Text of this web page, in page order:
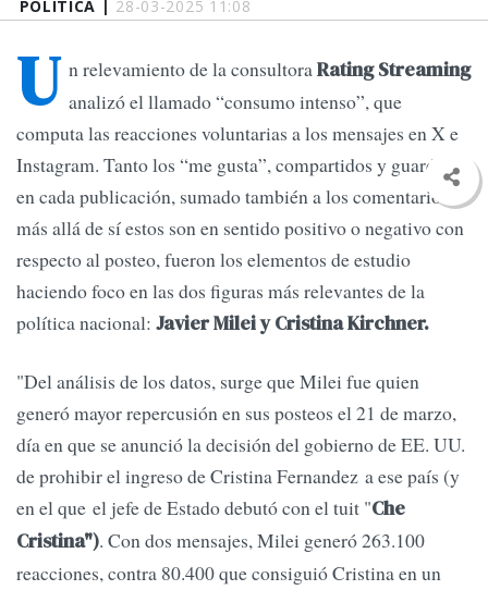
POLÍTICA | 28-03-2025 11:08
U n relevamiento de la consultoraRating Streaming
analizó el llamado “consumo intenso”, que
computa las reacciones voluntarias a los mensajes en X e
Instagram. Tanto los “me gusta”, compartidos y guardados
en cada publicación, sumado también a los comentarios,
más allá de sí estos son en sentido positivo o negativo con
respecto al posteo, fueron los elementos de estudio
haciendo foco en las dos figuras más relevantes de la
política nacional: Javier Milei y Cristina Kirchner.
"Del análisis de los datos, surge que Milei fue quien
generó mayor repercusión en sus posteos el 21 de marzo,
día en que se anunció la decisión del gobierno de EE. UU.
de prohibir el ingreso de Cristina Fernandez a ese país (y
en el que el jefe de Estado debutó con el tuit "Che
Cristina"). Con dos mensajes, Milei generó 263.100
reacciones, contra 80.400 que consiguió Cristina en un